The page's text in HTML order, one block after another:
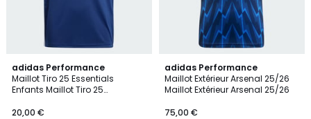
adidas Performance
Maillot Tiro 25 Essentials
Enfants Maillot Tiro 25
20,00 €
4,6
/ 5
3
Couleurs
adidas Performance
Maillot Extérieur Arsenal 25/26
Maillot Extérieur Arsenal 25/26
75,00 €
5
/
5